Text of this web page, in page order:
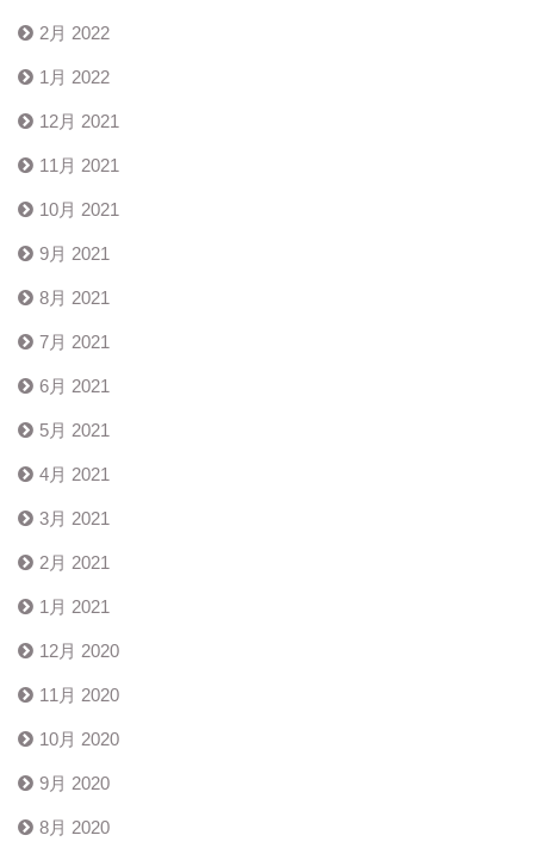
2月 2022
1月 2022
12月 2021
11月 2021
10月 2021
9月 2021
8月 2021
7月 2021
6月 2021
5月 2021
4月 2021
3月 2021
2月 2021
1月 2021
12月 2020
11月 2020
10月 2020
9月 2020
8月 2020